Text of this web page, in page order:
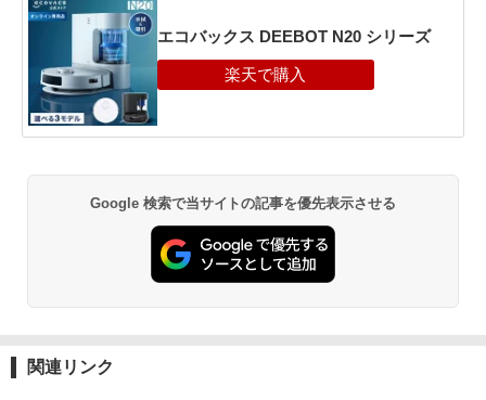
エコバックス DEEBOT N20 シリーズ
Google 検索で当サイトの記事を優先表示させる
関連リンク